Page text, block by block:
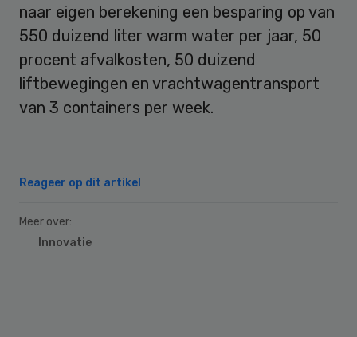
naar eigen berekening een besparing op van
550 duizend liter warm water per jaar, 50
procent afvalkosten, 50 duizend
liftbewegingen en vrachtwagentransport
van 3 containers per week.
Reageer op dit artikel
Meer over:
Innovatie